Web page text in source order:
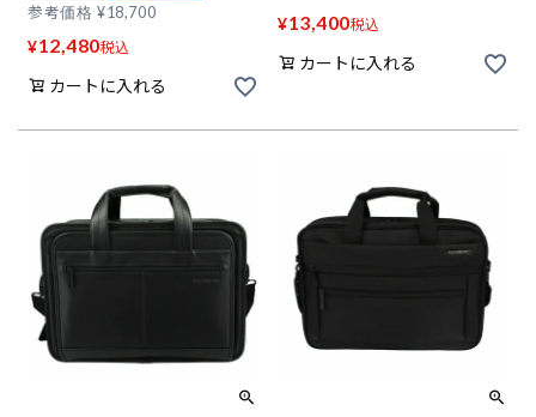
参考価格 ¥18,700
¥12,480税込
カートに入れる
¥13,400税込
カートに入れる